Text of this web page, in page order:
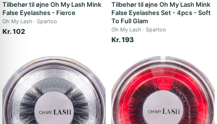
Tilbehør til øjne Oh My Lash Mink
False Eyelashes - Fierce
Oh My Lash Spartoo
Kr. 102
Tilbehør til øjne Oh My Lash Mink
False Eyelashes Set - 4pcs - Soft
To Full Glam
Oh My Lash Spartoo
Kr. 193